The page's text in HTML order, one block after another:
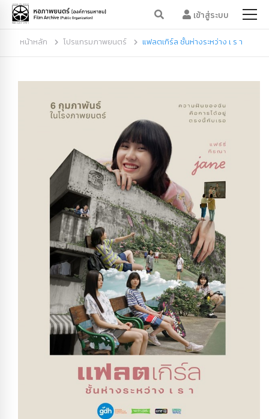
เข้าสู่ระบบ
หน้าหลัก โปรแกรมภาพยนตร์ แฟลตเกิร์ล ชั้นห่างระหว่าง เ ร า